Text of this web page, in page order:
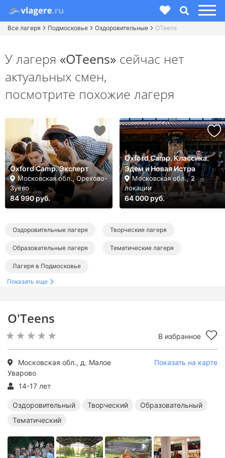
Все лагеря Подмосковье Оздоровительные OTeens
O'Teens
В избранное
Московская обл., д. Малое
Уварово
Показать на карте
14-17 лет
Оздоровительный Творческий
Образовательный
Тематический
У лагеря «OTeens» сейчас нет
актуальных смен,
посмотрите похожие лагеря
Oxford Camp. Эксперт
Московская обл., Орехово-
Зуево
84 990 руб.
Oxford Camp. Классика.
Эдем и Новая Истра
Московская обл., 2
локации
64 000 руб.
Оздоровительные лагеря Творческие лагеря
Образовательные лагеря Тематические лагеря
Лагеря в Подмосковье
Оздоровительные лагеря в Подмосковье
Образовательные лагеря в Подмосковье
Тематические лагеря в Подмосковье
Показать еще